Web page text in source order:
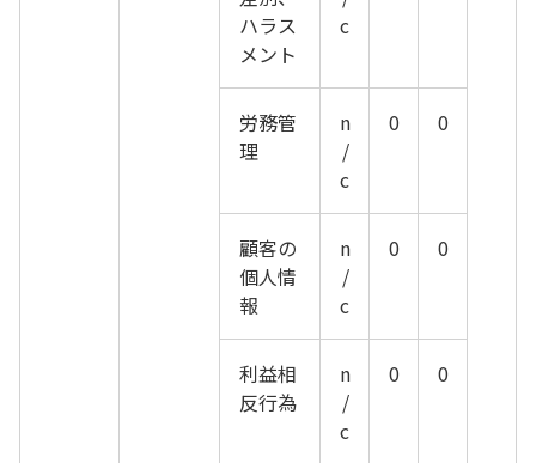
ハラス
メント
c
労務管
理
n
/
c
0 0
顧客の
個人情
報
n
/
c
0 0
利益相
反行為
n
/
c
0 0